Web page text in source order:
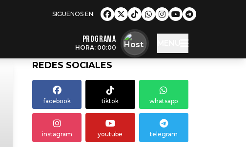
Programa
HORA: 00:00
REDES SOCIALES
facebook tiktok whatsapp
instagram youtube telegram